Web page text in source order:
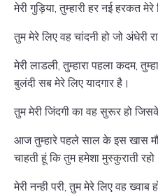
मेरी गुड़िया, तुम्हारी हर नई हरकत
तुम मेरे लिए वह चांदनी हो जो अंधेरी
मेरी लाडली, तुम्हारा पहला कदम,
बुलंदी सब मेरे लिए यादगार है।
तुम मेरी जिंदगी का वह सुरूर हो
आज तुम्हारे पहले साल के इस खास
चाहती हूं कि तुम हमेशा मुस्कुराती
मेरी नन्ही परी, तुम मेरे लिए वह